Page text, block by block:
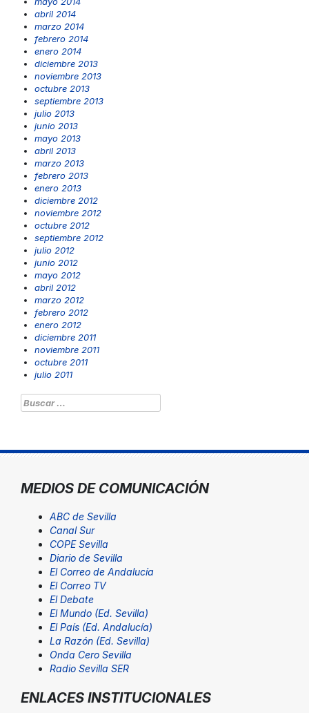
abril 2014
marzo 2014
febrero 2014
enero 2014
diciembre 2013
noviembre 2013
octubre 2013
septiembre 2013
julio 2013
junio 2013
mayo 2013
abril 2013
marzo 2013
febrero 2013
enero 2013
diciembre 2012
noviembre 2012
octubre 2012
septiembre 2012
julio 2012
junio 2012
mayo 2012
abril 2012
marzo 2012
febrero 2012
enero 2012
diciembre 2011
noviembre 2011
octubre 2011
julio 2011
Buscar:
MEDIOS DE COMUNICACIÓN
ABC de Sevilla
Canal Sur
COPE Sevilla
Diario de Sevilla
El Correo de Andalucía
El Correo TV
El Debate
El Mundo (Ed. Sevilla)
El País (Ed. Andalucía)
La Razón (Ed. Sevilla)
Onda Cero Sevilla
Radio Sevilla SER
ENLACES INSTITUCIONALES